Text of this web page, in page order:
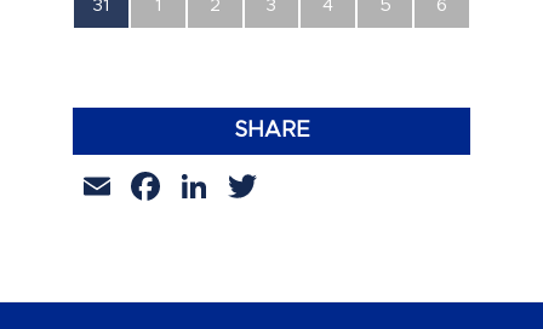
0
esemény,
31
0
esemény,
1
0
esemény,
2
0
esemény,
3
0
esemény,
4
0
esemény,
5
0
esemény,
6
SHARE
EmailFacebook
LinkedIn